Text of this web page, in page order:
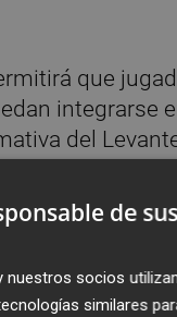
que
integrarse
del
desarrollo en
de
nuestros socios
similares